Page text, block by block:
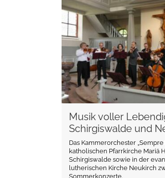
Musik voller
Schirgiswalde und
Das Kammerorchester
katholischen Pfarrkirche Mariä
Schirgiswalde sowie in der
lutherischen Kirche Neukirch
Sommerkonzerte.
weiterlesen